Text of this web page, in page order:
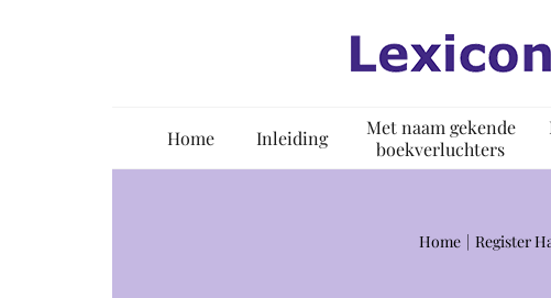
Home Inleiding
Met naam gekende
boekverluchters
Home Register